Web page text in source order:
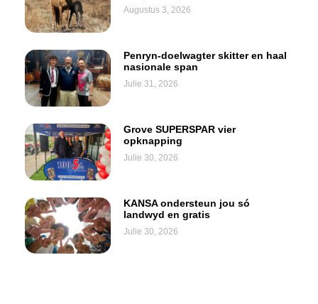
Augustus 3, 2026
Penryn-doelwagter skitter en haal
nasionale span
Julie 31, 2026
Grove SUPERSPAR vier
opknapping
Julie 30, 2026
KANSA ondersteun jou só
landwyd en gratis
Julie 30, 2026